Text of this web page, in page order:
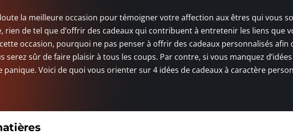
la meilleure occasion pour témoigner votre affection aux êtres qui vous
rien de tel que d’offrir des cadeaux qui contribuent à entretenir les liens que
occasion, pourquoi ne pas penser à offrir des cadeaux personnalisés afin
serez sûr de faire plaisir à tous les coups. Par contre, si vous manquez
Voici de quoi vous orienter sur 4 idées de cadeaux à caractère